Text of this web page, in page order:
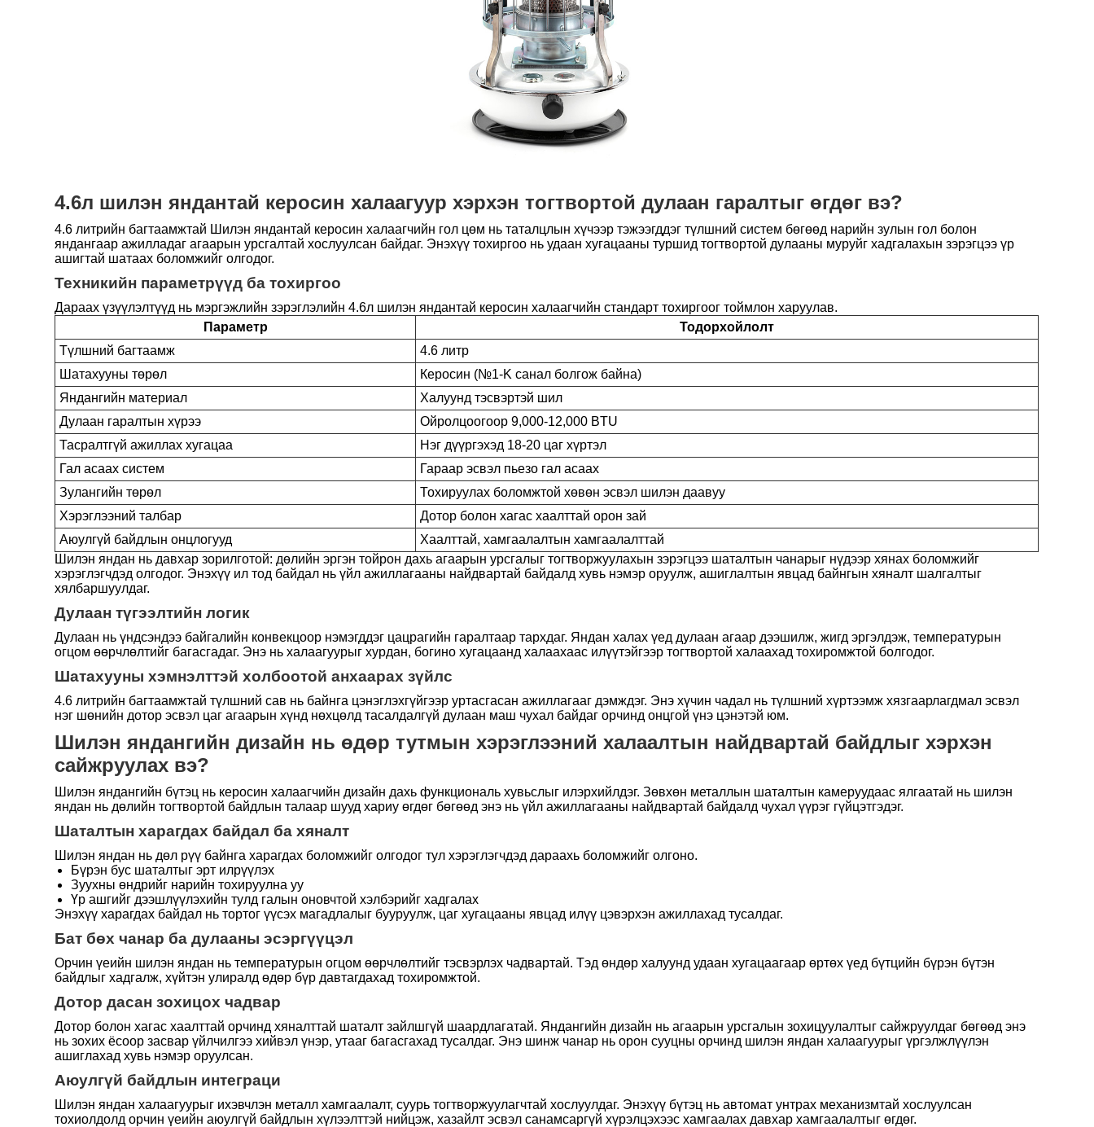
4.6л шилэн яндантай керосин халаагуур хэрхэн тогтвортой дулаан гаралтыг өгдөг вэ?
4.6 литрийн багтаамжтай Шилэн яндантай керосин халаагчийн гол цөм нь таталцлын хүчээр тэжээгддэг түлшний систем бөгөөд нарийн зулын гол болон
яндангаар ажилладаг агаарын урсгалтай хослуулсан байдаг. Энэхүү тохиргоо нь удаан хугацааны туршид тогтвортой дулааны муруйг хадгалахын зэрэгцээ үр
ашигтай шатаах боломжийг олгодог.
Техникийн параметрүүд ба тохиргоо
Дараах үзүүлэлтүүд нь мэргэжлийн зэрэглэлийн 4.6л шилэн яндантай керосин халаагчийн стандарт тохиргоог тоймлон харуулав.
Параметр
Тодорхойлолт
Түлшний багтаамж
4.6 литр
Шатахууны төрөл
Керосин (№1-K санал болгож байна)
Яндангийн материал
Халуунд тэсвэртэй шил
Дулаан гаралтын хүрээ
Ойролцоогоор 9,000-12,000 BTU
Тасралтгүй ажиллах хугацаа
Нэг дүүргэхэд 18-20 цаг хүртэл
Гал асаах систем
Гараар эсвэл пьезо гал асаах
Зулангийн төрөл
Тохируулах боломжтой хөвөн эсвэл шилэн даавуу
Хэрэглээний талбар
Дотор болон хагас хаалттай орон зай
Аюулгүй байдлын онцлогууд
Хаалттай, хамгаалалтын хамгаалалттай
Шилэн яндан нь давхар зорилготой: дөлийн эргэн тойрон дахь агаарын урсгалыг тогтворжуулахын зэрэгцээ шаталтын чанарыг нүдээр хянах боломжийг
хэрэглэгчдэд олгодог. Энэхүү ил тод байдал нь үйл ажиллагааны найдвартай байдалд хувь нэмэр оруулж, ашиглалтын явцад байнгын хяналт шалгалтыг
хялбаршуулдаг.
Дулаан түгээлтийн логик
Дулаан нь үндсэндээ байгалийн конвекцоор нэмэгддэг цацрагийн гаралтаар тархдаг. Яндан халах үед дулаан агаар дээшилж, жигд эргэлдэж, температурын
огцом өөрчлөлтийг багасгадаг. Энэ нь халаагуурыг хурдан, богино хугацаанд халаахаас илүүтэйгээр тогтвортой халаахад тохиромжтой болгодог.
Шатахууны хэмнэлттэй холбоотой анхаарах зүйлс
4.6 литрийн багтаамжтай түлшний сав нь байнга цэнэглэхгүйгээр уртасгасан ажиллагааг дэмждэг. Энэ хүчин чадал нь түлшний хүртээмж хязгаарлагдмал эсвэл
нэг шөнийн дотор эсвэл цаг агаарын хүнд нөхцөлд тасалдалгүй дулаан маш чухал байдаг орчинд онцгой үнэ цэнэтэй юм.
Шилэн яндангийн дизайн нь өдөр тутмын хэрэглээний халаалтын найдвартай байдлыг хэрхэн
сайжруулах вэ?
Шилэн яндангийн бүтэц нь керосин халаагчийн дизайн дахь функциональ хувьслыг илэрхийлдэг. Зөвхөн металлын шаталтын камеруудаас ялгаатай нь шилэн
яндан нь дөлийн тогтвортой байдлын талаар шууд хариу өгдөг бөгөөд энэ нь үйл ажиллагааны найдвартай байдалд чухал үүрэг гүйцэтгэдэг.
Шаталтын харагдах байдал ба хяналт
Шилэн яндан нь дөл рүү байнга харагдах боломжийг олгодог тул хэрэглэгчдэд дараахь боломжийг олгоно.
Бүрэн бус шаталтыг эрт илрүүлэх
Зуухны өндрийг нарийн тохируулна уу
Үр ашгийг дээшлүүлэхийн тулд галын оновчтой хэлбэрийг хадгалах
Энэхүү харагдах байдал нь тортог үүсэх магадлалыг бууруулж, цаг хугацааны явцад илүү цэвэрхэн ажиллахад тусалдаг.
Бат бөх чанар ба дулааны эсэргүүцэл
Орчин үеийн шилэн яндан нь температурын огцом өөрчлөлтийг тэсвэрлэх чадвартай. Тэд өндөр халуунд удаан хугацаагаар өртөх үед бүтцийн бүрэн бүтэн
байдлыг хадгалж, хүйтэн улиралд өдөр бүр давтагдахад тохиромжтой.
Дотор дасан зохицох чадвар
Дотор болон хагас хаалттай орчинд хяналттай шаталт зайлшгүй шаардлагатай. Яндангийн дизайн нь агаарын урсгалын зохицуулалтыг сайжруулдаг бөгөөд энэ
нь зохих ёсоор засвар үйлчилгээ хийвэл үнэр, утааг багасгахад тусалдаг. Энэ шинж чанар нь орон сууцны орчинд шилэн яндан халаагуурыг үргэлжлүүлэн
ашиглахад хувь нэмэр оруулсан.
Аюулгүй байдлын интеграци
Шилэн яндан халаагуурыг ихэвчлэн металл хамгаалалт, суурь тогтворжуулагчтай хослуулдаг. Энэхүү бүтэц нь автомат унтрах механизмтай хослуулсан
тохиолдолд орчин үеийн аюулгүй байдлын хүлээлттэй нийцэж, хазайлт эсвэл санамсаргүй хүрэлцэхээс хамгаалах давхар хамгаалалтыг өгдөг.